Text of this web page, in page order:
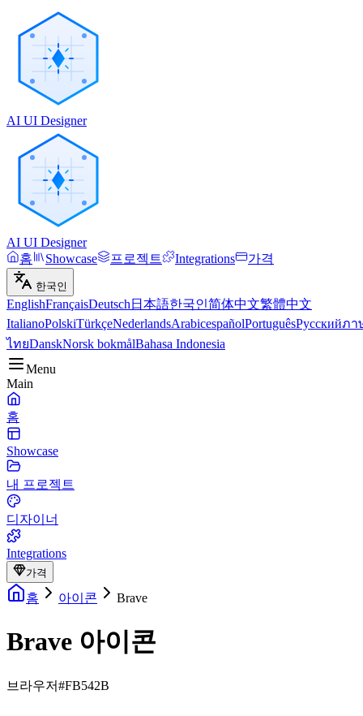
AI UI Designer
AI UI Designer
홈
Showcase 프로젝트 Integrations 가격
한국인
EnglishFrançaisDeutsch 日本語한국인简体中文繁體中文
ItalianoPolskiTürkçeNederlandsArabicespañolPortuguêsРусскийภา
ไทยDanskNorsk bokmålBahasa Indonesia
Menu
Main
홈
Showcase
내 프로젝트
디자이너
Integrations
가격
홈 아이콘 Brave
Brave 아이콘
브라우저#FB542B